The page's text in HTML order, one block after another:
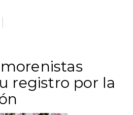
registro por la